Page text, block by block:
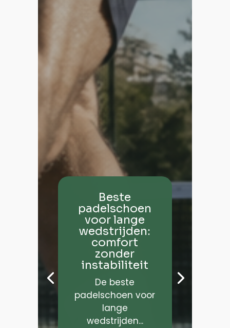
Beste
padelschoen
voor lange
wedstrijden:
comfort
zonder
instabiliteit
De beste
padelschoen voor
lange
wedstrijden...